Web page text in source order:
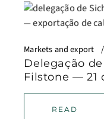
Markets and export
Delegação
Filstone — 21
READ